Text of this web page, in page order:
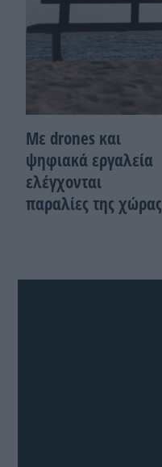
Με drones και
ψηφιακά εργαλεία
ελέγχονται
παραλίες της χώρας